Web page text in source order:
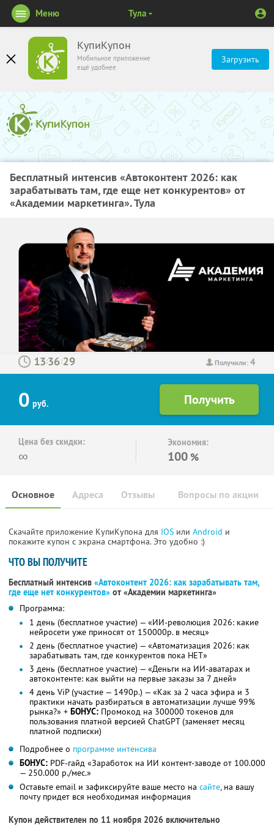
КупиКупон
Мобильное приложение
ещё удобнее
Загрузить
Меню Тула
Бесплатный интенсив «Автоконтент 2026: как
зарабатывать там, где еще нет конкурентов» от
«Академии маркетинга». Тула
Получили:4
: :
0 руб.
Цена без скидки:
∞
Экономия:
100 %
Основное Отзывы Вопросы по акции
Адреса
Скачайте приложение КупиКупона для IOS или Android и
покажите купон с экрана смартфона. Это удобно :)
ЧТО ВЫ ПОЛУЧИТЕ
Бесплатный интенсив «Автоконтент 2026: как зарабатывать там,
где еще нет конкурентов» от «Академии маркетинга»
Программа:
1 день (бесплатное участие) — «ИИ-революция 2026: какие
нейросети уже приносят от 150000р. в месяц»
2 день (бесплатное участие) — «Автоматизация 2026: как
зарабатывать там, где конкурентов пока НЕТ»
3 день (бесплатное участие) — «Деньги на ИИ-аватарах и
автоконтенте: как выйти на первые заказы за 7 дней»
4 день ViP (участие — 1490р.) — «Как за 2 часа эфира и 3
практики начать разбираться в автоматизации лучше 99%
рынка?» + БОНУС: Промокод на 300000 токенов для
пользования платной версией ChatGPT (заменяет месяц
платной подписки)
Подробнее о программе интенсива
БОНУС: PDF-гайд «Заработок на ИИ контент-заводе от 100.000
— 250.000 р./мес.»
Оставьте email и зафиксируйте ваше место на сайте, на вашу
почту придет вся необходимая информация
Купон действителен по 11 ноября 2026 включительно